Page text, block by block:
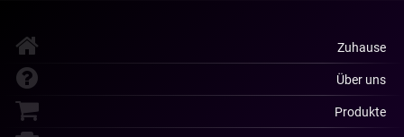
Zuhause
Über uns
Produkte